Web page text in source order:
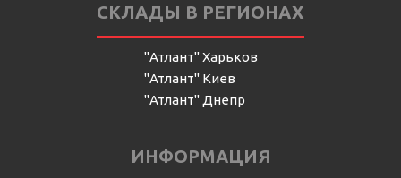
СКЛАДЫ В РЕГИОНАХ
"Атлант" Харьков
"Атлант" Киев
"Атлант" Днепр
ИНФОРМАЦИЯ